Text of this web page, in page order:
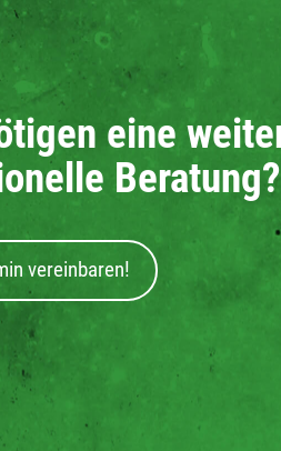
eine
Beratung?
vereinbaren!